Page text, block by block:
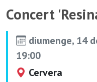
Concert
diumenge, 14
19:00
Cervera